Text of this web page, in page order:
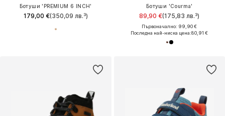
Ботуши 'PREMIUM 6 INCH'
179,00 €(350,09 лв.³)
Ботуши 'Courma'
89,90 €(175,83 лв.³)
Първоначално: 99,90 €
Последна най-ниска цена:80,91 €